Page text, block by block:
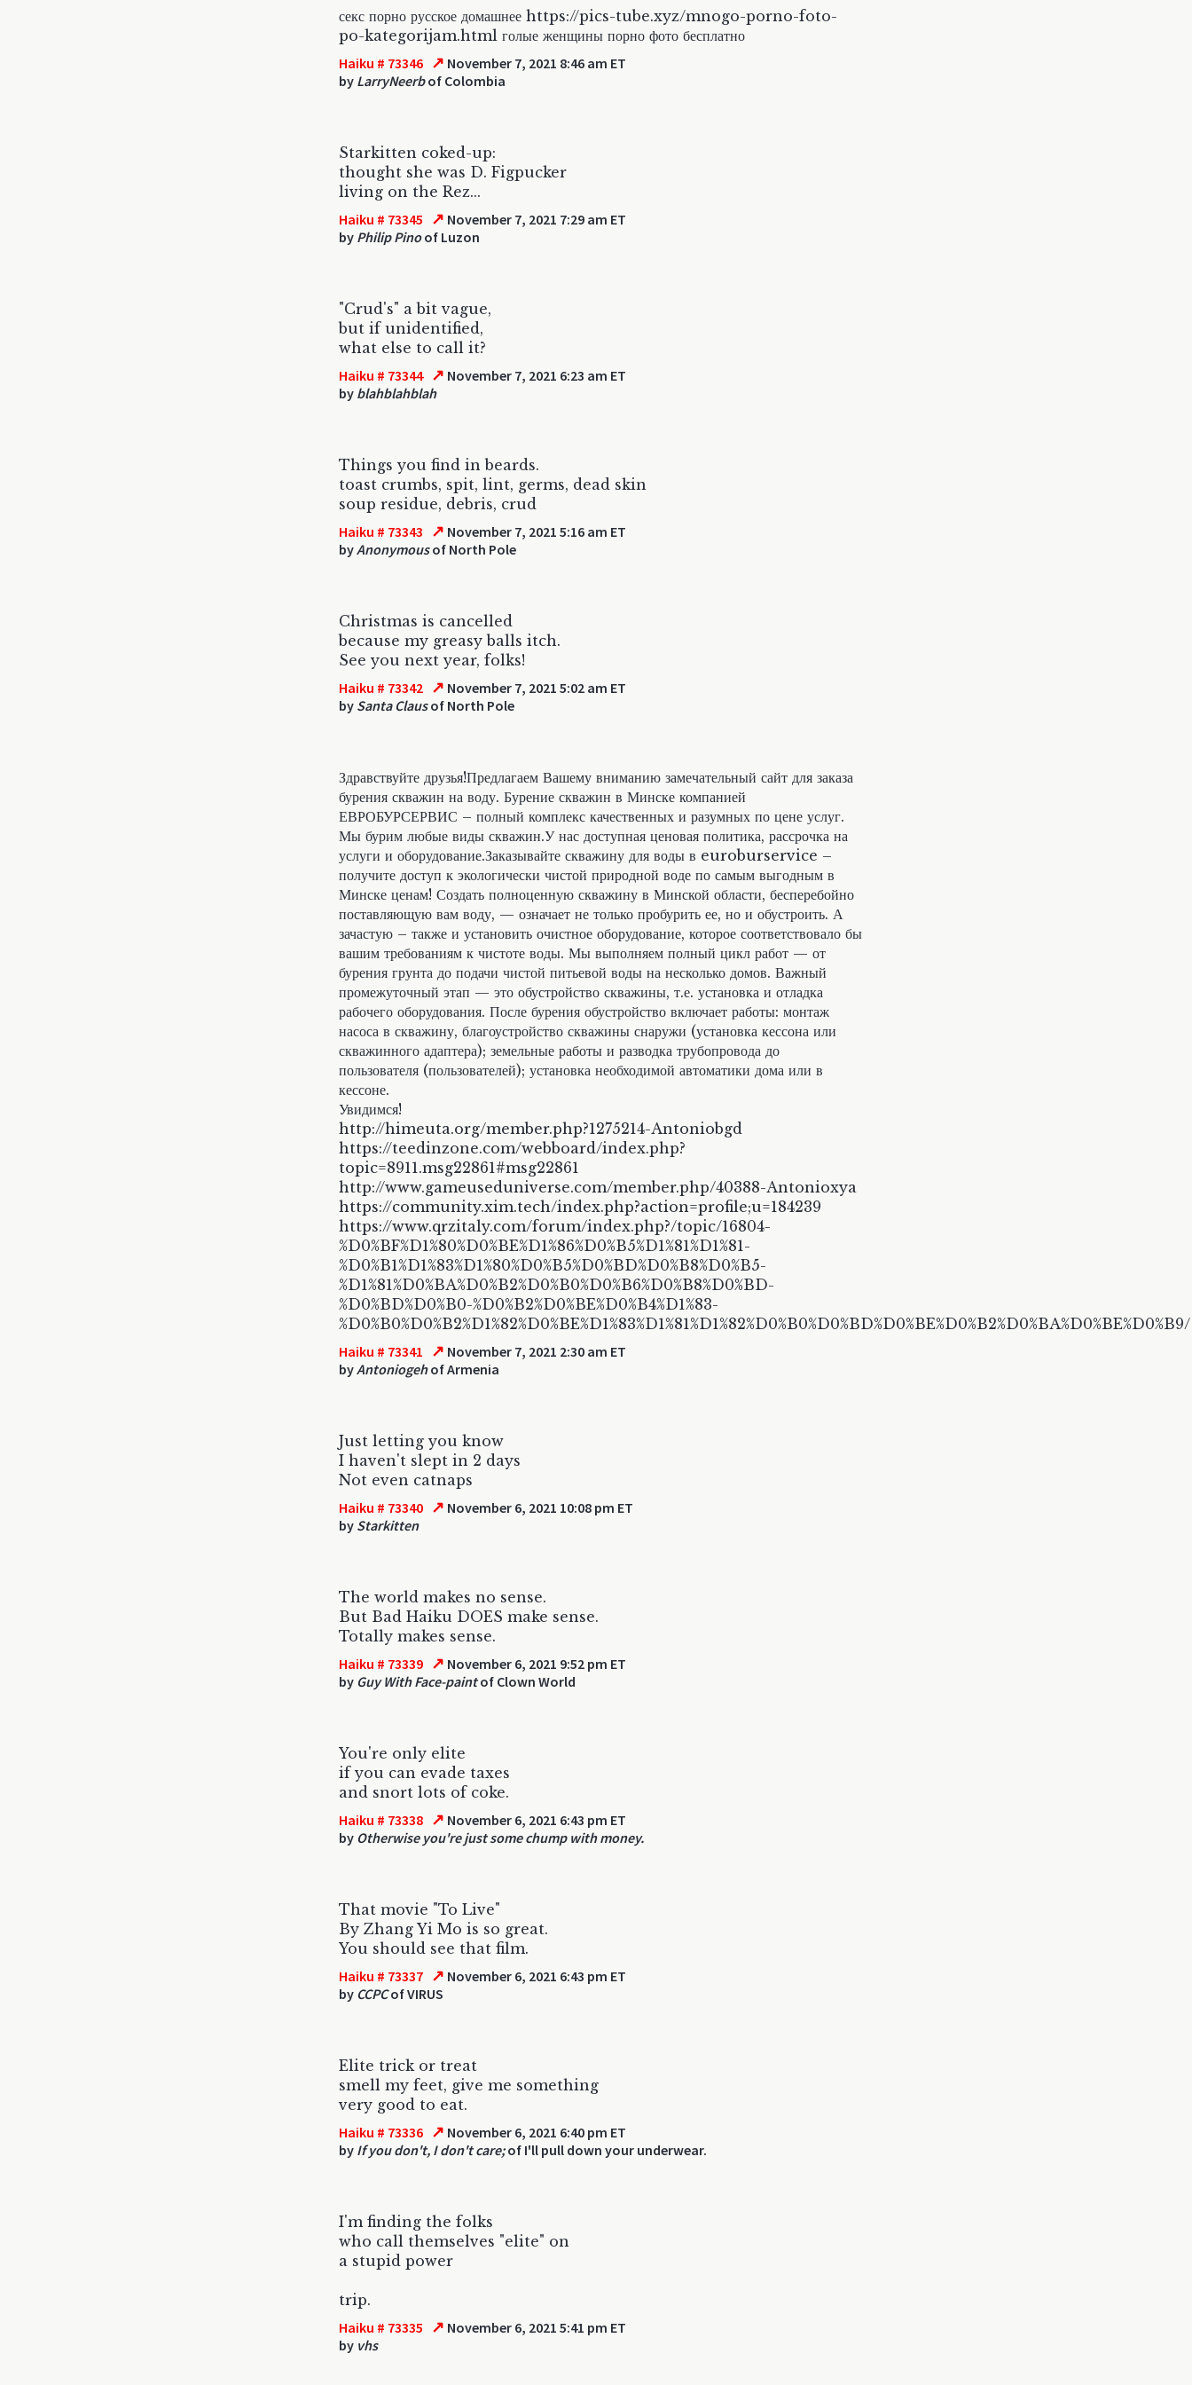
секс порно русское домашнее https://pics-tube.xyz/mnogo-porno-foto-
po-kategorijam.html голые женщины порно фото бесплатно
Haiku # 73346 ↗ November 7, 2021 8:46 am ET
by LarryNeerbof Colombia
Starkitten coked-up:
thought she was D. Figpucker
living on the Rez...
Haiku # 73345 ↗ November 7, 2021 7:29 am ET
by Philip Pinoof Luzon
"Crud's" a bit vague,
but if unidentified,
what else to call it?
Haiku # 73344 ↗ November 7, 2021 6:23 am ET
by blahblahblah
Things you find in beards.
toast crumbs, spit, lint, germs, dead skin
soup residue, debris, crud
Haiku # 73343 ↗ November 7, 2021 5:16 am ET
byAnonymousof North Pole
Christmas is cancelled
because my greasy balls itch.
See you next year, folks!
Haiku # 73342 ↗ November 7, 2021 5:02 am ET
by Santa Clausof North Pole
Здравствуйте друзья!Предлагаем Вашему вниманию замечательный сайт для заказа
бурения скважин на воду. Бурение скважин в Минске компанией
ЕВРОБУРСЕРВИС – полный комплекс качественных и разумных по цене услуг.
Мы бурим любые виды скважин.У нас доступная ценовая политика, рассрочка на
услуги и оборудование.Заказывайте скважину для воды в euroburservice –
получите доступ к экологически чистой природной воде по самым выгодным в
Минске ценам! Создать полноценную скважину в Минской области, бесперебойно
поставляющую вам воду, — означает не только пробурить ее, но и обустроить. А
зачастую – также и установить очистное оборудование, которое соответствовало бы
вашим требованиям к чистоте воды. Мы выполняем полный цикл работ — от
бурения грунта до подачи чистой питьевой воды на несколько домов. Важный
промежуточный этап — это обустройство скважины, т.е. установка и отладка
рабочего оборудования. После бурения обустройство включает работы: монтаж
насоса в скважину, благоустройство скважины снаружи (установка кессона или
скважинного адаптера); земельные работы и разводка трубопровода до
пользователя (пользователей); установка необходимой автоматики дома или в
кессоне.
Увидимся!
http://himeuta.org/member.php?1275214-Antoniobgd
https://teedinzone.com/webboard/index.php?
topic=8911.msg22861#msg22861
http://www.gameuseduniverse.com/member.php/40388-Antonioxya
https://community.xim.tech/index.php?action=profile;u=184239
https://www.qrzitaly.com/forum/index.php?/topic/16804-
%D0%BF%D1%80%D0%BE%D1%86%D0%B5%D1%81%D1%81-
%D0%B1%D1%83%D1%80%D0%B5%D0%BD%D0%B8%D0%B5-
%D1%81%D0%BA%D0%B2%D0%B0%D0%B6%D0%B8%D0%BD-
%D0%BD%D0%B0-%D0%B2%D0%BE%D0%B4%D1%83-
%D0%B0%D0%B2%D1%82%D0%BE%D1%83%D1%81%D1%82%D0%B0%D0%BD%D0%BE%D0%B2%D0%BA%D0%BE%D0%B9/
Haiku # 73341 ↗ November 7, 2021 2:30 am ET
byAntoniogehof Armenia
Just letting you know
I haven't slept in 2 days
Not even catnaps
Haiku # 73340 ↗ November 6, 2021 10:08 pm ET
by Starkitten
The world makes no sense.
But Bad Haiku DOES make sense.
Totally makes sense.
Haiku # 73339 ↗ November 6, 2021 9:52 pm ET
by Guy With Face-paintof Clown World
You're only elite
if you can evade taxes
and snort lots of coke.
Haiku # 73338 ↗ November 6, 2021 6:43 pm ET
by Otherwise you're just some chump with money.
That movie "To Live"
By Zhang Yi Mo is so great.
You should see that film.
Haiku # 73337 ↗ November 6, 2021 6:43 pm ET
by CCPCof VIRUS
Elite trick or treat
smell my feet, give me something
very good to eat.
Haiku # 73336 ↗ November 6, 2021 6:40 pm ET
by If you don't, I don't care;of I'll pull down your underwear.
I'm finding the folks
who call themselves "elite" on
a stupid power
trip.
Haiku # 73335 ↗ November 6, 2021 5:41 pm ET
by vhs